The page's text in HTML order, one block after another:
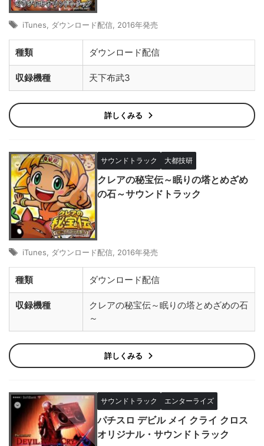
iTunes ダウンロード配信 2016年発売
種類 ダウンロード配信
収録機種 天下布武3
詳しくみる
サウンドトラック 大都技研
クレアの秘宝伝～眠りの塔とめざめ
の石～サウンドトラック
iTunes ダウンロード配信 2016年発売
種類 ダウンロード配信
収録機種
クレアの秘宝伝～眠りの塔とめざめの石
～
詳しくみる
サウンドトラック エンターライズ
パチスロ デビル メイ クライ クロス
オリジナル・サウンドトラック